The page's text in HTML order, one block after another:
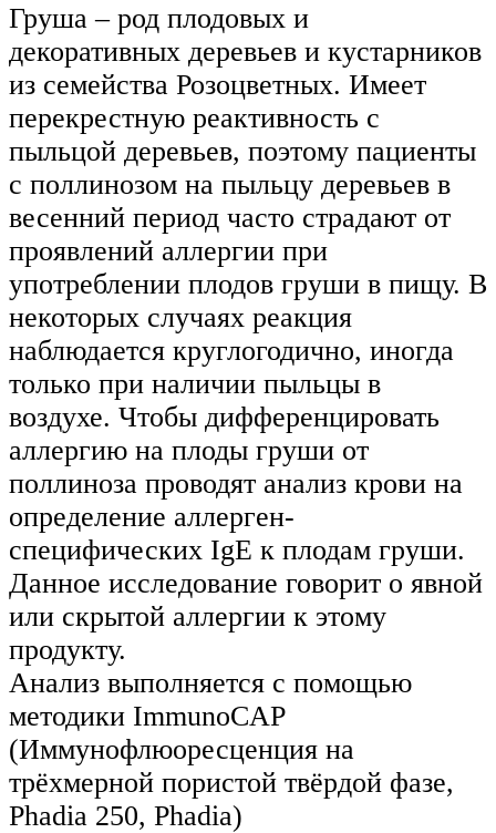
Груша – род плодовых и
декоративных деревьев и кустарников
из семейства Розоцветных. Имеет
перекрестную реактивность с
пыльцой деревьев, поэтому пациенты
с поллинозом на пыльцу деревьев в
весенний период часто страдают от
проявлений аллергии при
употреблении плодов груши в пищу. В
некоторых случаях реакция
наблюдается круглогодично, иногда
только при наличии пыльцы в
воздухе. Чтобы дифференцировать
аллергию на плоды груши от
поллиноза проводят анализ крови на
определение аллерген-
специфических IgE к плодам груши.
Данное исследование говорит о явной
или скрытой аллергии к этому
продукту.
Анализ выполняется с помощью
методики ImmunoCAP
(Иммунофлюоресценция на
трёхмерной пористой твёрдой фазе,
Phadia 250, Phadia)